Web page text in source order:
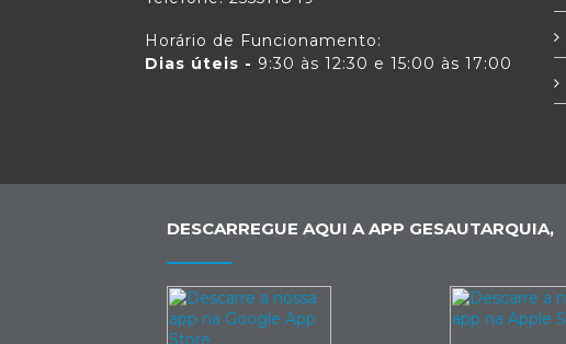
Horário de Funcionamento:
Dias úteis - 9:30 às 12:30 e 15:00 às 17:00
DESCARREGUE AQUI A APP GESAUTARQUIA,